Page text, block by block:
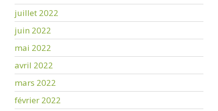
juillet 2022
juin 2022
mai 2022
avril 2022
mars 2022
février 2022